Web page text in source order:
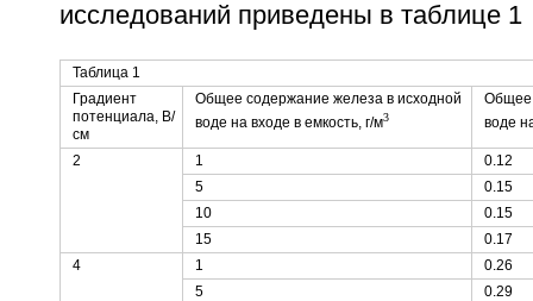
исследований приведены в таблице 1
Таблица 1
Градиент
потенциала, В/
см
Общее содержание железа в исходной
воде на входе в емкость, г/м3
Общее
воде
2 1
0.12
5
0.15
10
0.15
15
0.17
4
1
0.26
5
0.29